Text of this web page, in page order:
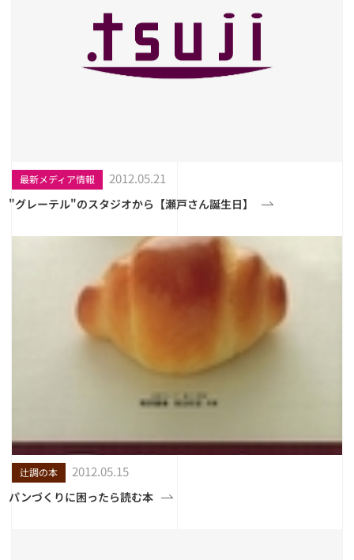
最新メディア情報 2012.05.21
"グレーテル"のスタジオから【瀬戸さん誕生日】
辻調の本 2012.05.15
パンづくりに困ったら読む本